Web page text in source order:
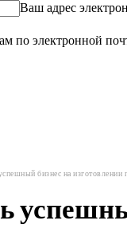
Ваш адрес
по электронной
бизнес на изготовлении